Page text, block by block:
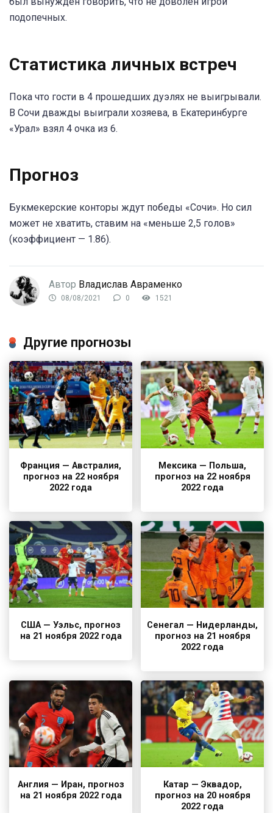
подопечных.
Статистика личных встреч
Пока что гости в 4 прошедших дуэлях не выигрывали.
В Сочи дважды выиграли хозяева, в Екатеринбурге
«Урал» взял 4 очка из 6.
Прогноз
Букмекерские конторы ждут победы «Сочи». Но сил
может не хватить, ставим на «меньше 2,5 голов»
(коэффициент — 1.86).
Автор Владислав Авраменко
08/08/2021 0 1521
Другие прогнозы
Франция — Австралия,
прогноз на 22 ноября
2022 года
Мексика — Польша,
прогноз на 22 ноября
2022 года
США — Уэльс, прогноз
на 21 ноября 2022 года
Сенегал — Нидерланды,
прогноз на 21 ноября
2022 года
Англия — Иран, прогноз
на 21 ноября 2022 года
Катар — Эквадор,
прогноз на 20 ноября
2022 года